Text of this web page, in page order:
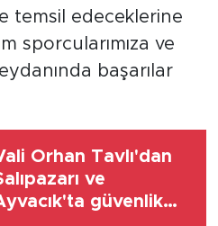
temsil edeceklerine
sporcularımıza ve
başarılar
Orhan Tavlı'dan
ve
güvenlik